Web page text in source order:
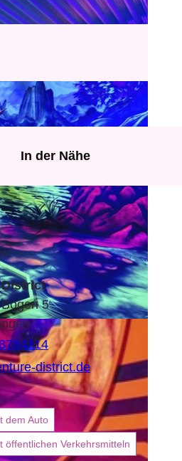
In der Nähe
5
district.de
dem Auto
öffentlichen Verkehrsmitteln